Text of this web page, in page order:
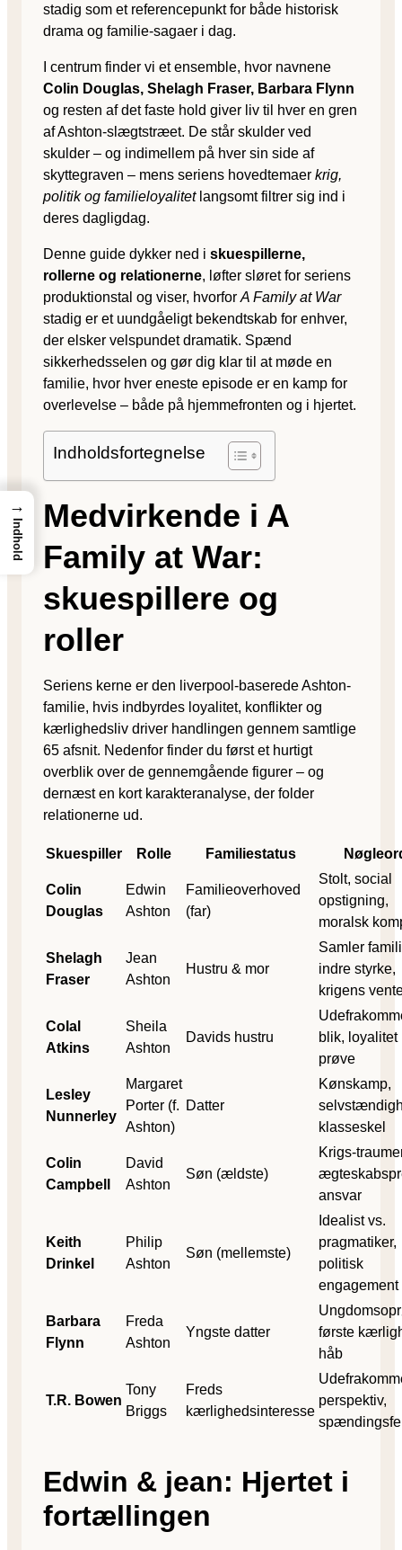
stadig som et referencepunkt for både historisk
drama og familie-sagaer i dag.
I centrum finder vi et ensemble, hvor navnene
Colin Douglas, Shelagh Fraser, Barbara Flynn
og resten af det faste hold giver liv til hver en gren
af Ashton-slægtstræet. De står skulder ved
skulder – og indimellem på hver sin side af
skyttegraven – mens seriens hovedtemaer krig,
politik og familieloyalitetlangsomt filtrer sig ind i
deres dagligdag.
Denne guide dykker ned i skuespillerne,
rollerne og relationerne, løfter sløret for seriens
produktionstal og viser, hvorfor A Family at War
stadig er et uundgåeligt bekendtskab for enhver,
der elsker velspundet dramatik. Spænd
sikkerhedsselen og gør dig klar til at møde en
familie, hvor hver eneste episode er en kamp for
overlevelse – både på hjemmefronten og i hjertet.
Indholdsfortegnelse
Medvirkende i A
Family at War:
skuespillere og
roller
Seriens kerne er den liverpool-baserede Ashton-
familie, hvis indbyrdes loyalitet, konflikter og
kærlighedsliv driver handlingen gennem samtlige
65 afsnit. Nedenfor finder du først et hurtigt
overblik over de gennemgående figurer – og
dernæst en kort karakteranalyse, der folder
relationerne ud.
Skuespiller Rolle Familiestatus
Colin
Douglas
Edwin
Ashton
Familieoverhoved
(far)
Stolt, social
opstigning,
moralsk
Shelagh
Fraser
Jean
Ashton
Hustru & mor
Samler
indre styrke,
krigens
Colal
Atkins
Sheila
Ashton
Davids hustru
blik, loyalitet
prøve
Lesley
Nunnerley
Margaret
Porter (f.
Ashton)
Datter
Kønskamp,
klasseskel
Colin
Campbell
David
Ashton
Søn (ældste)
Krigs-
ansvar
Keith
Drinkel
Philip
Ashton
Søn (mellemste)
Idealist vs.
pragmatiker,
politisk
engagement
Barbara
Flynn
Freda
Ashton
Yngste datter
første
håb
T.R. Bowen
Tony
Briggs
Freds
kærlighedsinteresse
perspektiv,
Edwin & jean: Hjertet i
fortællingen
→
Indhold